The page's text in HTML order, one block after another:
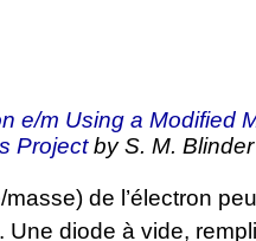
e/m Using a Modified
Projectby S. M. Blinder
de l’électron
Une diode à vide,